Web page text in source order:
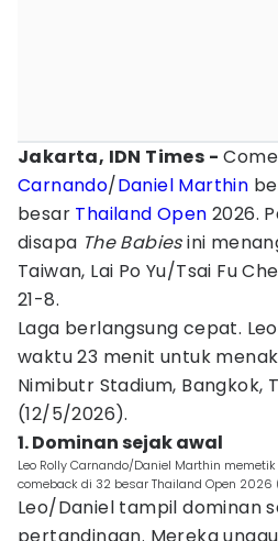
Jakarta, IDN Times -
Carnando/Daniel Marthin
besar Thailand Open 2026.
disapa The Babiesini
Taiwan, Lai Po Yu/Tsai Fu
21-8.
Laga berlangsung cepat.
waktu 23 menit untuk
Nimibutr Stadium, Bangkok,
(12/5/2026).
1. Dominan sejak awal
Leo Rolly Carnando/Daniel Marthin
comeback di 32 besar Thailand Open 2026
Leo/Daniel tampil dominan